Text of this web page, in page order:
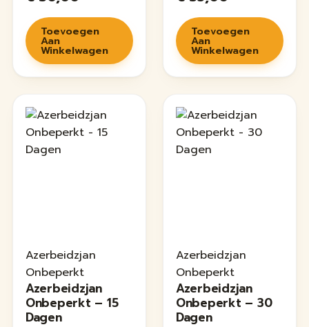
Toevoegen
Aan
Winkelwagen
Toevoegen
Aan
Winkelwagen
Azerbeidzjan
Onbeperkt
Azerbeidzjan
Onbeperkt – 15
Dagen
Azerbeidzjan
Onbeperkt
Azerbeidzjan
Onbeperkt – 30
Dagen